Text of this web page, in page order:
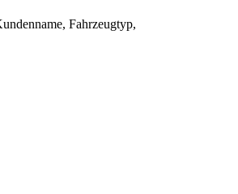
Fahrzeugtyp,